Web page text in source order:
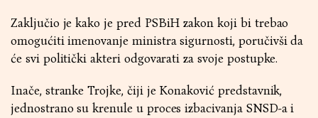
Zaključio je kako je pred PSBiH zakon koji bi trebao
omogućiti imenovanje ministra sigurnosti, poručivši da
će svi politički akteri odgovarati za svoje postupke.
Inače, stranke Trojke, čiji je Konaković predstavnik,
jednostrano su krenule u proces izbacivanja SNSD-a i